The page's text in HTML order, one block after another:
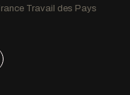
Travail des Pays